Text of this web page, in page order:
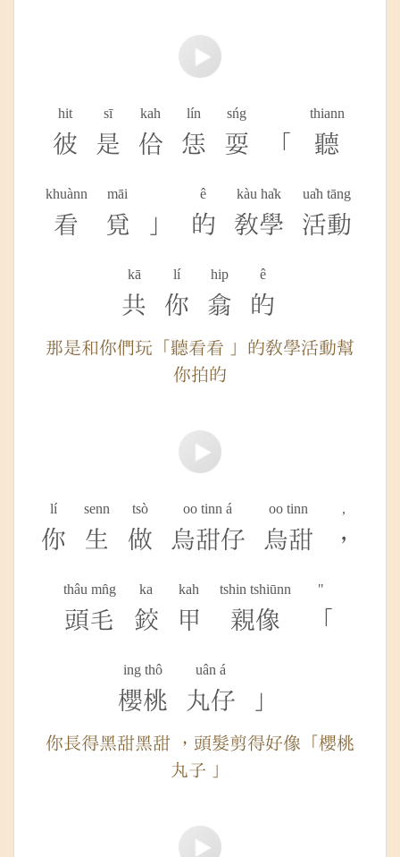
hit
彼
sī
是
kah
佮
lín
恁
sńg
耍
thiann
聽
khuànn
看
māi
覓 」
ê
的
kàu ha̍k
教學
ua̍h tāng
活動
kā
共
lí
你
hip
翕
ê
的
那是和你們玩「聽看看 」的教學活動幫
你拍的
lí
你
senn
生
tsò
做
oo tinn á
烏甜仔
oo tinn
烏甜
,
，
thâu mn̂g
頭毛
ka
鉸
kah
甲
tshin tshiūnn
親像
"
ing thô
櫻桃
uân á
丸仔 」
你長得黑甜黑甜 ，頭髮剪得好像「櫻桃
丸子 」